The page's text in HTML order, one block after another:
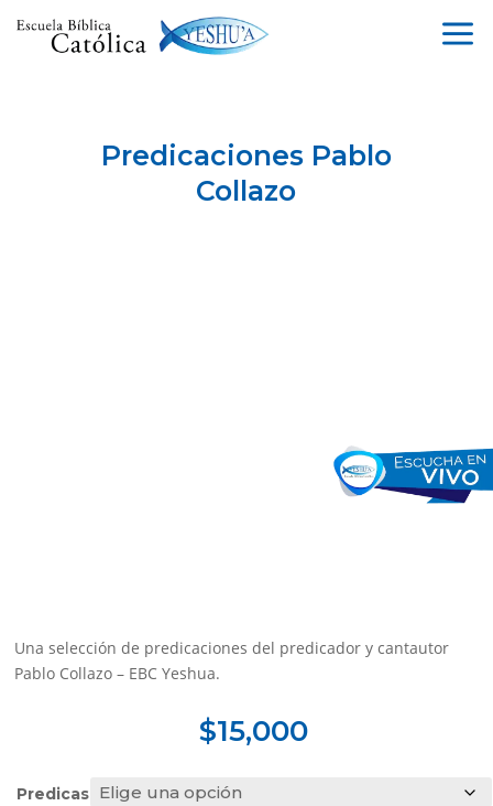
a
Predicaciones Pablo
Collazo
Una selección de predicaciones del predicador y cantautor
Pablo Collazo – EBC Yeshua.
$15,000
Predicas